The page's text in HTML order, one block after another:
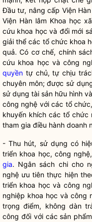
Đầu tư, nâng cấp Viện
Viện Hàn lâm Khoa học
cứu khoa học và đổi mới
giải thể các tổ chức khoa
quả. Có cơ chế, chính
cứu khoa học và công
quyền tự chủ, tự chịu
chuyên môn; được sử
sử dụng tài sản hữu hình
công nghệ với các tổ
khuyến khích các tổ chức
tham gia điều hành doanh
- Thu hút, sử dụng có
triển khoa học, công
gia. Ngân sách chi cho
nghệ ưu tiên thực hiện
triển khoa học và công
nghiệp khoa học và công
trọng điểm, không dàn
công đối với các sản